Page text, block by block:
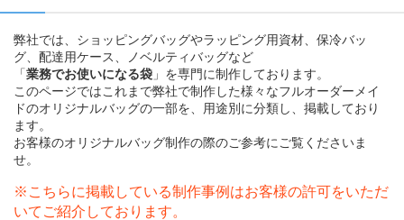
弊社では、ショッピングバッグやラッピング用資材、保冷バッ
グ、配達用ケース、ノベルティバッグなど
「業務でお使いになる袋 」を専門に制作しております。
このページではこれまで弊社で制作した様々なフルオーダーメイ
ドのオリジナルバッグの一部を、用途別に分類し、掲載しており
ます。
お客様のオリジナルバッグ制作の際のご参考にご覧くださいま
せ。
※こちらに掲載している制作事例はお客様の許可をいただ
いてご紹介しております。